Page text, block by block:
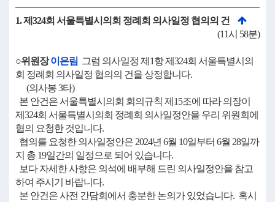
1. 제324회 서울특별시의회 정례회 의사일정 협의의 건
(11시 58분)
○위원장이은림 그럼 의사일정 제1항 제324회 서울특별시의
회 정례회 의사일정 협의의 건을 상정합니다.
(의사봉 3타)
본 안건은 서울특별시의회 회의규칙 제15조에 따라 의장이
제324회 서울특별시의회 정례회 의사일정안을 우리 위원회에
협의 요청한 것입니다.
협의를 요청한 의사일정안은 2024년 6월 10일부터 6월 28일까
지 총 19일간의 일정으로 되어 있습니다.
보다 자세한 사항은 의석에 배부해 드린 의사일정안을 참고
하여 주시기 바랍니다.
본 안건은 사전 간담회에서 충분한 논의가 있었습니다. 혹시